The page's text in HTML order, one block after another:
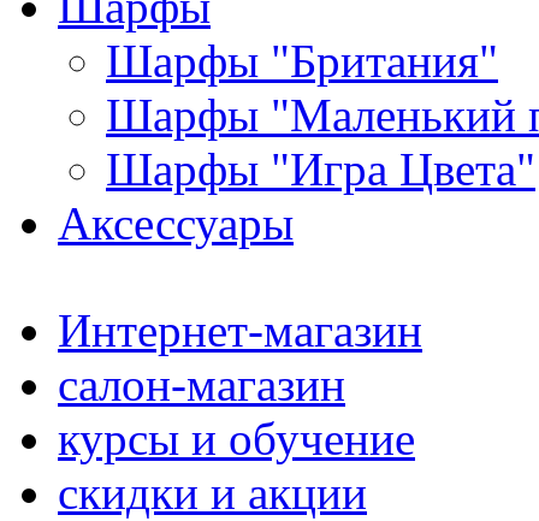
Шарфы "Британия"
Шарфы "Маленький
Шарфы "Игра Цвета"
Аксессуары
Интернет-магазин
салон-магазин
курсы и обучение
скидки и акции